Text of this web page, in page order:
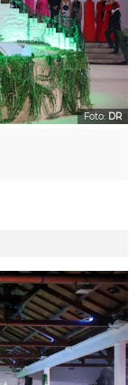
Foto: DR